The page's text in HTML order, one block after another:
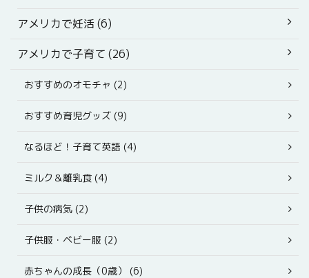
アメリカで妊活 (6)
アメリカで子育て (26)
おすすめのオモチャ (2)
おすすめ育児グッズ (9)
なるほど！子育て英語 (4)
ミルク＆離乳食 (4)
子供の病気 (2)
子供服・ベビー服 (2)
赤ちゃんの成長（0歳） (6)